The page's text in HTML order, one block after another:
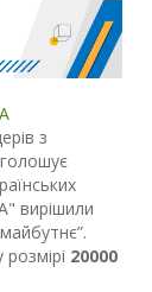
з
вирішили
20000